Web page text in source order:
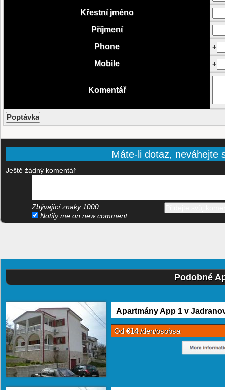
Křestní jméno
Příjmení
Phone
+
Mobile
+
Komentář
Máte-li dotaz, neváhejte
Ještě žádný komentář
Zbývající znaky 1000
Notify me on new comment
Podobné
Apartmány App 1 v
Od€14/den/osobsa